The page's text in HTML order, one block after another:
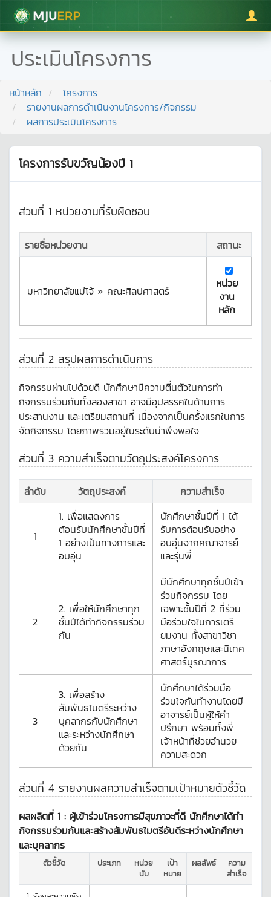
มหาวิทยาลัยแม่โจ้
ประเมินโครงการ
หน้าหลัก
โครงการ
รายงานผลการดำเนินงานโครงการ/กิจกรรม
ผลการประเมินโครงการ
โครงการรับขวัญน้องปี 1
ส่วนที่ 1 หน่วยงานที่รับผิดชอบ
รายชื่อหน่วยงาน สถานะ
มหาวิทยาลัยแม่โจ้ » คณะศิลปศาสตร์
หน่วย
งาน
หลัก
ส่วนที่ 2 สรุปผลการดำเนินการ
กิจกรรมผ่านไปด้วยดี นักศึกษามีความตื่นตัวในการทำ
กิจกรรมร่วมกันทั้งสองสาขา อาจมีอุปสรรคในด้านการ
ประสานงาน และเตรียมสถานที่ เนื่องจากเป็นครั้งแรกในการ
จัดกิจกรรม โดยภาพรวมอยู่ในระดับน่าพึงพอใจ
ส่วนที่ 3 ความสำเร็จตามวัตถุประสงค์โครงการ
ลำดับ วัตถุประสงค์ ความสำเร็จ
1
1. เพื่อแสดงการ
ต้อนรับนักศึกษาชั้นปีที่
1 อย่างเป็นทางการและ
อบอุ่น
นักศึกษาชั้นปีที่ 1 ได้
รับการต้อนรับอย่าง
อบอุ่นจากคณาจารย์
และรุ่นพี่
2
2. เพื่อให้นักศึกษาทุก
ชั้นปีได้ทำกิจกรรมร่วม
กัน
มีนักศึกษาทุกชั้นปีเข้า
ร่วมกิจกรรม โดย
เฉพาะชั้นปีที่ 2 ที่ร่วม
มือร่วมใจในการเตรี
ยมงาน ทั้งสาขาวิชา
ภาษาอังกฤษและนิเทศ
ศาสตร์บูรณาการ
3
3. เพื่อสร้าง
สัมพันธไมตรีระหว่าง
บุคลากรกับนักศึกษา
และระหว่างนักศึกษา
ด้วยกัน
นักศึกษาได้ร่วมมือ
ร่วมใจกันทำงานโดยมี
อาจารย์เป็นผู้ให้คำ
ปรึกษา พร้อมทั้งพี่
เจ้าหน้าที่ช่วยอำนวย
ความสะดวก
ส่วนที่ 4 รายงานผลความสำเร็จตามเป้าหมายตัวชี้วัด
ผลผลิตที่ 1 : ผู้เข้าร่วมโครงการมีสุขภาวะที่ดี นักศึกษาได้ทำ
กิจกรรมร่วมกันและสร้างสัมพันธไมตรีอันดีระหว่างนักศึกษา
และบุคลากร
ตัวชี้วัด ประเภท
หน่วย
นับ
เป้า
หมาย
ผลลัพธ์
ความ
สำเร็จ